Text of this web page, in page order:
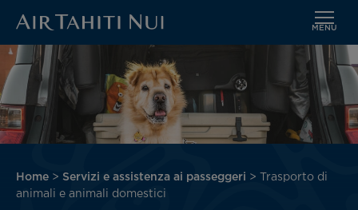
Vai
contenuto
principale
MENU
Briciole
di
Home Servizi e assistenza ai passeggeri
Trasporto di
animali e animali domestici